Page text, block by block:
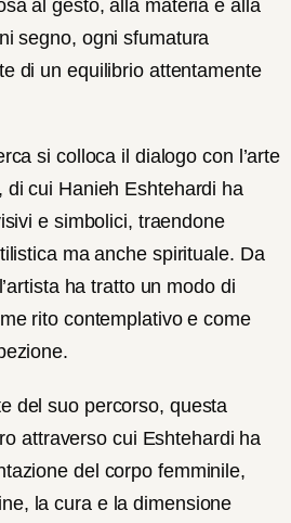
al gesto, alla materia e alla
segno, ogni sfumatura
di un equilibrio attentamente
si colloca il dialogo con l’arte
di cui Hanieh Eshtehardi ha
e simbolici, traendone
ma anche spirituale. Da
ha tratto un modo di
rito contemplativo e come
del suo percorso, questa
attraverso cui Eshtehardi ha
del corpo femminile,
la cura e la dimensione